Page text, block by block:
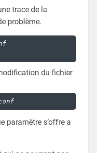
trace de la
problème.
du fichier
paramètre s’offre a